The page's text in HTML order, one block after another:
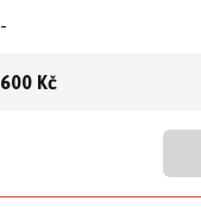
-
600 Kč